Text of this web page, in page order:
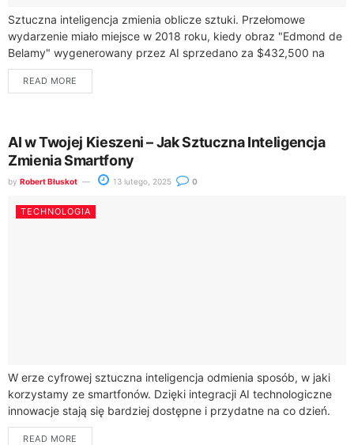
Sztuczna inteligencja zmienia oblicze sztuki. Przełomowe
wydarzenie miało miejsce w 2018 roku, kiedy obraz "Edmond de
Belamy" wygenerowany przez AI sprzedano za $432,500 na
aukcji Christie’s. Dzieło to powstało dzięki...
READ MORE
AI w Twojej Kieszeni – Jak Sztuczna Inteligencja
Zmienia Smartfony
by Robert Błuskot 13 lutego, 2025 0
TECHNOLOGIA
W erze cyfrowej sztuczna inteligencja odmienia sposób, w jaki
korzystamy ze smartfonów. Dzięki integracji AI technologiczne
innowacje stają się bardziej dostępne i przydatne na co dzień.
Rozwiązania takie jak Galaxy...
READ MORE